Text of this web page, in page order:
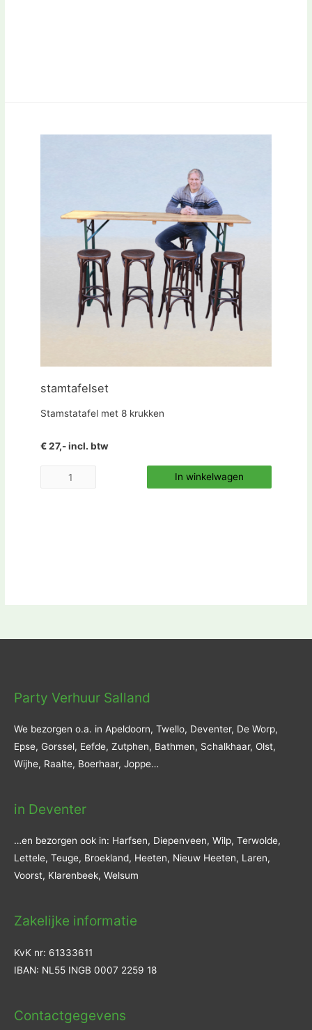
stamtafelset
Stamstatafel met 8 krukken
€ 27,- incl. btw
In winkelwagen
Party Verhuur Salland
We bezorgen o.a. in Apeldoorn, Twello, Deventer, De Worp,
Epse, Gorssel, Eefde, Zutphen, Bathmen, Schalkhaar, Olst,
Wijhe, Raalte, Boerhaar, Joppe…
in Deventer
…en bezorgen ook in: Harfsen, Diepenveen, Wilp, Terwolde,
Lettele, Teuge, Broekland, Heeten, Nieuw Heeten, Laren,
Voorst, Klarenbeek, Welsum
Zakelijke informatie
KvK nr: 61333611
IBAN: NL55 INGB 0007 2259 18
Contactgegevens